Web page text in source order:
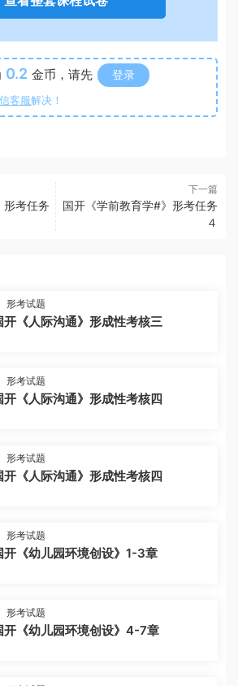
0.2 金币，请先 登录
客服解决！
形考任务
下一篇
国开《学前教育学#》形考任务
４
形考试题
开《人际沟通》形成性考核三
形考试题
开《人际沟通》形成性考核四
形考试题
开《人际沟通》形成性考核四
形考试题
开《幼儿园环境创设》1-3章
形考试题
开《幼儿园环境创设》4-7章